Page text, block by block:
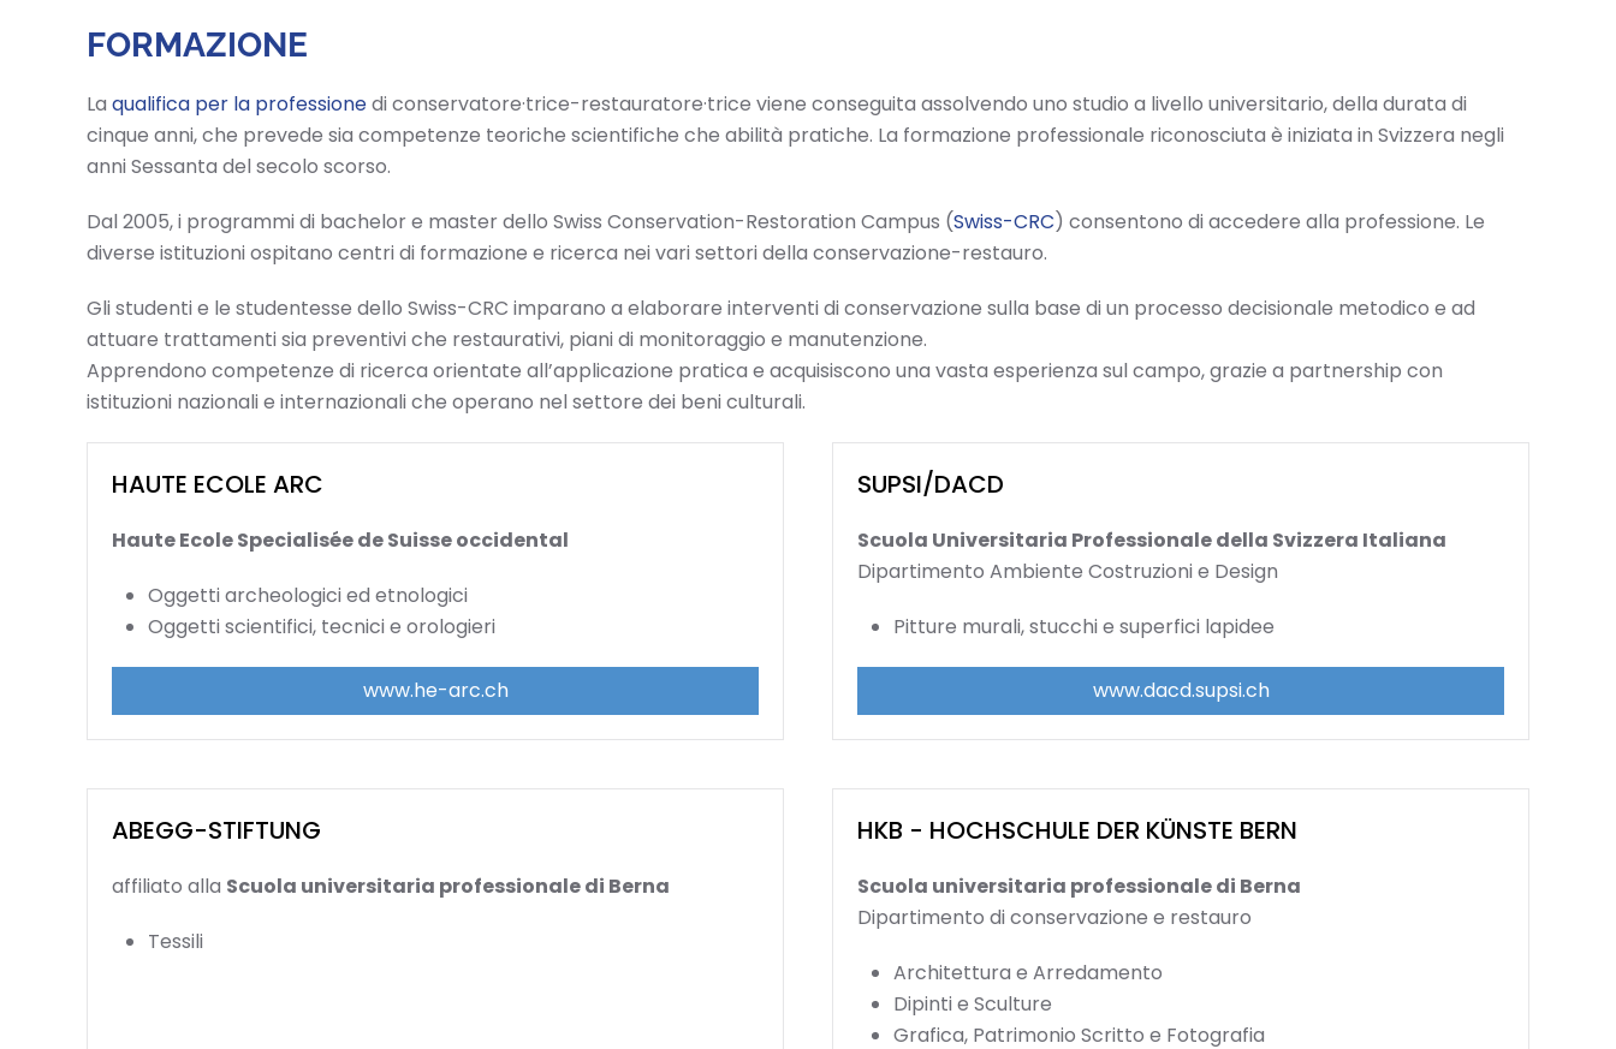
FORMAZIONE
La qualifica per la professionedi conservatore·trice-restauratore·trice viene conseguita assolvendo uno studio a livello universitario, della durata di
cinque anni, che prevede sia competenze teoriche scientifiche che abilità pratiche. La formazione professionale riconosciuta è iniziata in Svizzera negli
anni Sessanta del secolo scorso.
Dal 2005, i programmi di bachelor e master dello Swiss Conservation-Restoration Campus (Swiss-CRC) consentono di accedere alla professione. Le
diverse istituzioni ospitano centri di formazione e ricerca nei vari settori della conservazione-restauro.
Gli studenti e le studentesse dello Swiss-CRC imparano a elaborare interventi di conservazione sulla base di un processo decisionale metodico e ad
attuare trattamenti sia preventivi che restaurativi, piani di monitoraggio e manutenzione.
Apprendono competenze di ricerca orientate all’applicazione pratica e acquisiscono una vasta esperienza sul campo, grazie a partnership con
istituzioni nazionali e internazionali che operano nel settore dei beni culturali.
HAUTE ECOLE ARC
Haute Ecole Specialisée de Suisse occidental
Oggetti archeologici ed etnologici
Oggetti scientifici, tecnici e orologieri
www.he-arc.ch
SUPSI/DACD
Scuola Universitaria Professionale della Svizzera Italiana
Dipartimento Ambiente Costruzioni e Design
Pitture murali, stucchi e superfici lapidee
www.dacd.supsi.ch
ABEGG-STIFTUNG
affiliato alla Scuola universitaria professionale di Berna
Tessili
HKB - HOCHSCHULE DER KÜNSTE BERN
Scuola universitaria professionale di Berna
Dipartimento di conservazione e restauro
Architettura e Arredamento
Dipinti e Sculture
Grafica, Patrimonio Scritto e Fotografia